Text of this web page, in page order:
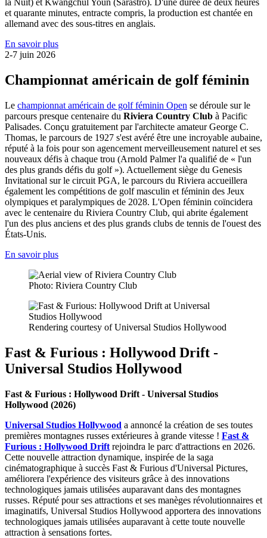
la Nuit) et Kwangchul Youn (Sarastro). D'une durée de deux heures
et quarante minutes, entracte compris, la production est chantée en
allemand avec des sous-titres en anglais.
En savoir plus
2-7 juin 2026
Championnat américain de golf féminin
Le championnat américain de golf féminin Open se déroule sur le
parcours presque centenaire du Riviera Country Club à Pacific
Palisades. Conçu gratuitement par l'architecte amateur George C.
Thomas, le parcours de 1927 s'est avéré être une incroyable aubaine,
réputé à la fois pour son agencement merveilleusement naturel et ses
nouveaux défis à chaque trou (Arnold Palmer l'a qualifié de « l'un
des plus grands défis du golf »). Actuellement siège du Genesis
Invitational sur le circuit PGA, le parcours du Riviera accueillera
également les compétitions de golf masculin et féminin des Jeux
olympiques et paralympiques de 2028. L'Open féminin coïncidera
avec le centenaire du Riviera Country Club, qui abrite également
l'un des plus anciens et des plus grands clubs de tennis de l'ouest des
États-Unis.
En savoir plus
Photo: Riviera Country Club
Rendering courtesy of Universal Studios Hollywood
Fast & Furious : Hollywood Drift -
Universal Studios Hollywood
Fast & Furious : Hollywood Drift - Universal Studios
Hollywood (2026)
Universal Studios Hollywood a annoncé la création de ses toutes
premières montagnes russes extérieures à grande vitesse ! Fast &
Furious : Hollywood Drift rejoindra le parc d'attractions en 2026.
Cette nouvelle attraction dynamique, inspirée de la saga
cinématographique à succès Fast & Furious d'Universal Pictures,
améliorera l'expérience des visiteurs grâce à des innovations
technologiques jamais utilisées auparavant dans des montagnes
russes. Réputé pour ses attractions et ses manèges révolutionnaires et
imaginatifs, Universal Studios Hollywood apportera des innovations
technologiques jamais utilisées auparavant à cette toute nouvelle
attraction à sensations fortes.